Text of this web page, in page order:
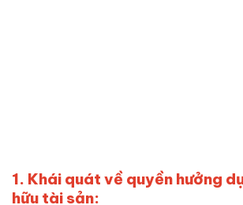
1. Khái quát về quyền hưởng
hữu tài sản: